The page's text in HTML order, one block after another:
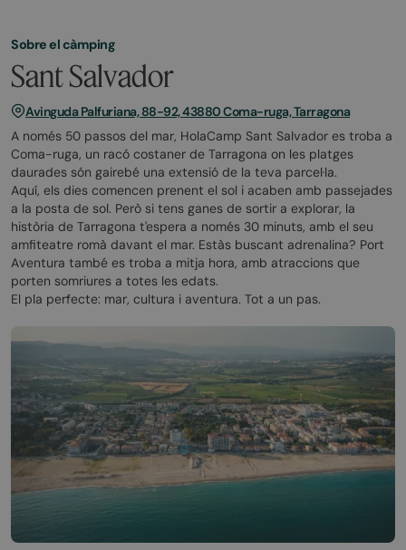
Sobre el càmping
Sant Salvador
Avinguda Palfuriana, 88-92, 43880 Coma-ruga, Tarragona
A només 50 passos del mar, HolaCamp Sant Salvador es troba a
Coma-ruga, un racó costaner de Tarragona on les platges
daurades són gairebé una extensió de la teva parcel·la.
Aquí, els dies comencen prenent el sol i acaben amb passejades
a la posta de sol. Però si tens ganes de sortir a explorar, la
història de Tarragona t'espera a només 30 minuts, amb el seu
amfiteatre romà davant el mar. Estàs buscant adrenalina? Port
Aventura també es troba a mitja hora, amb atraccions que
porten somriures a totes les edats.
El pla perfecte: mar, cultura i aventura. Tot a un pas.